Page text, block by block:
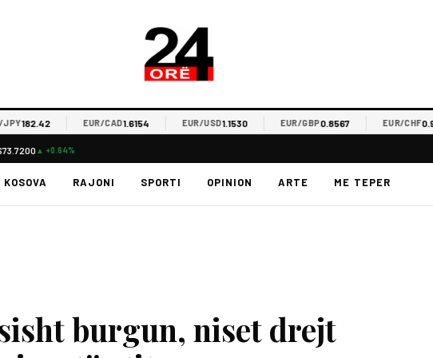
182.42 EUR/CAD1.6154 EUR/USD1.1530 EUR/GBP0.8567 EUR/CHF0.9357
▲ +0.64%
KOSOVA RAJONI SPORTI OPINION ARTE ME TEPER
burgun, niset drejt